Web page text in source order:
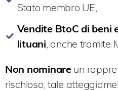
Stato membro UE,
Vendite BtoC di beni
lituani , anche tramite
Non nominareun
rischioso, tale